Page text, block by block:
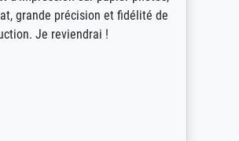
grande précision et fidélité de
Je reviendrai !